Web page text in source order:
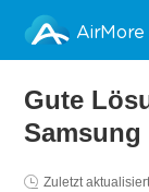
AirMore
Gute
Samsung
Zuletzt